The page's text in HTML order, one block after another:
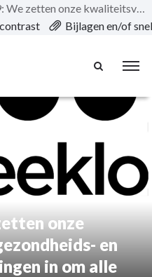
BD-09: We zetten onze kwaliteitsvolle gezondheids- en sociale voorzieningen in om alle kansen te geven aan de inwoners
Bijlagen en/of
onze
en
in om alle